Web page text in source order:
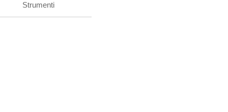
Strumenti